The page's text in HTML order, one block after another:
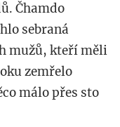
Čhamdo
sebraná
mužů, kteří měli
zemřelo
málo přes sto